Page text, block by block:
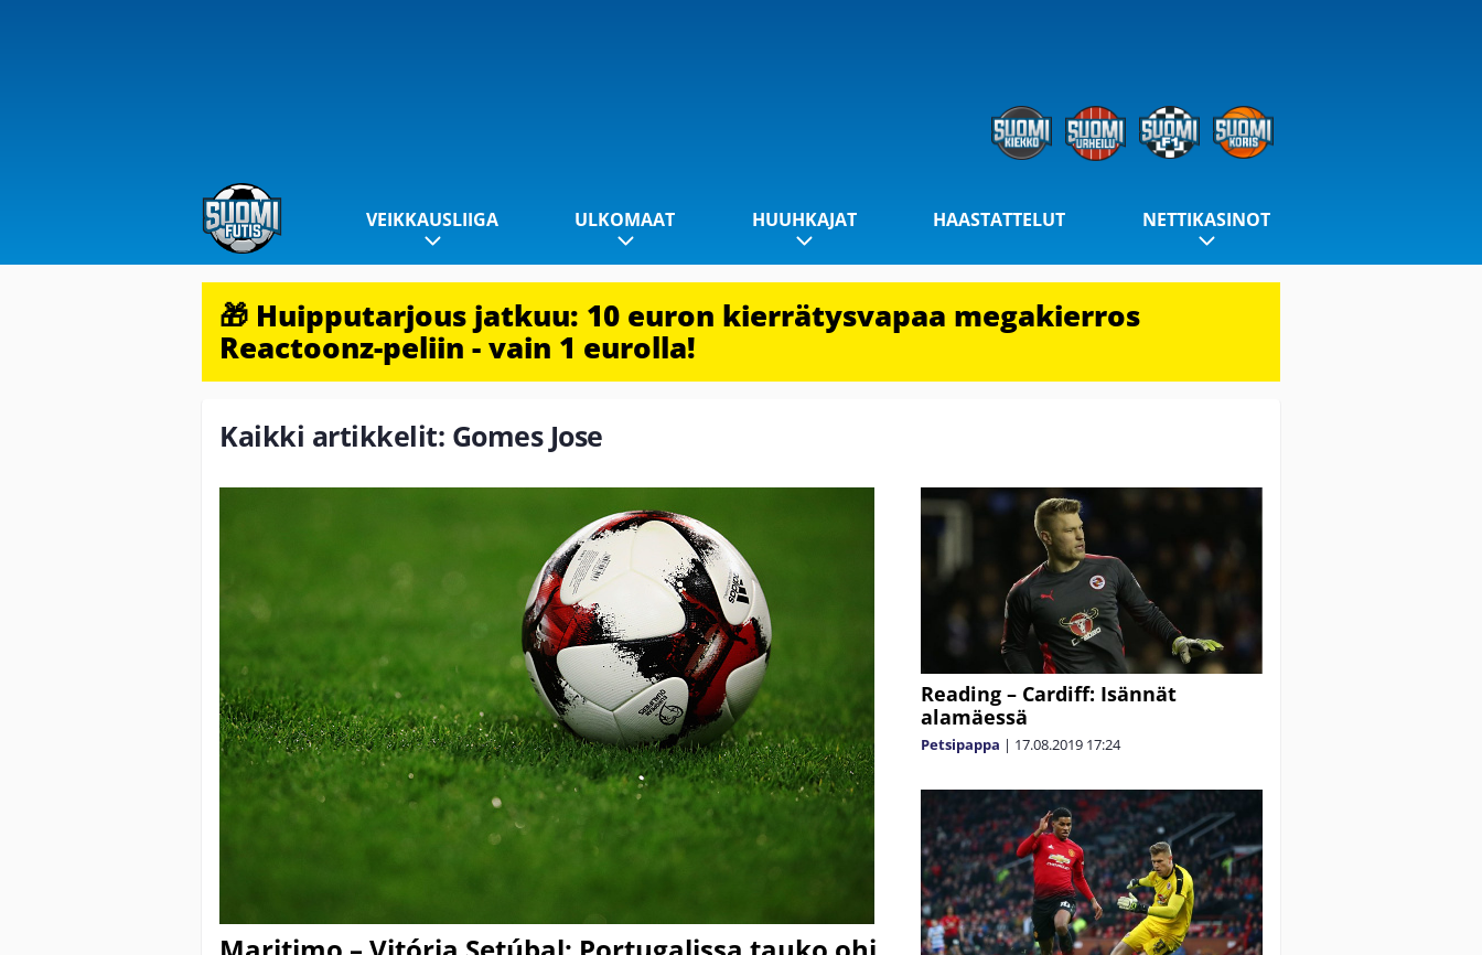
VEIKKAUSLIIGA ULKOMAAT HUUHKAJAT HAASTATTELUT NETTIKASINOT
🎁 Huipputarjous jatkuu: 10 euron kierrätysvapaa megakierros
Reactoonz-peliin - vain 1 eurolla!
Kaikki artikkelit: Gomes Jose
Reading – Cardiff: Isännät
alamäessä
Petsipappa | 17.08.2019 17:24